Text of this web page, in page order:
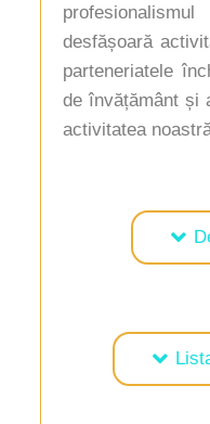
desfășoară
parteneriatele
de învățământ și
activitatea